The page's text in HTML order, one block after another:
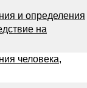
и определения
на
человека,